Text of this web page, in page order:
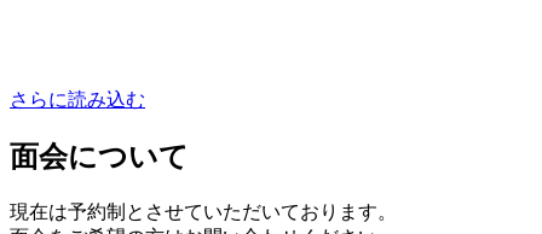
さらに読み込む
面会について
現在は予約制とさせていただいております。